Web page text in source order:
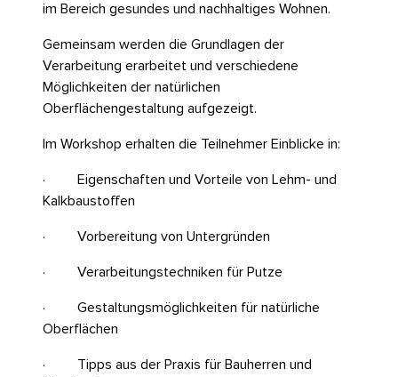
im Bereich gesundes und nachhaltiges Wohnen.
Gemeinsam werden die Grundlagen der
Verarbeitung erarbeitet und verschiedene
Möglichkeiten der natürlichen
Oberflächengestaltung aufgezeigt.
Im Workshop erhalten die Teilnehmer Einblicke in:
· Eigenschaften und Vorteile von Lehm- und
Kalkbaustoffen
· Vorbereitung von Untergründen
· Verarbeitungstechniken für Putze
· Gestaltungsmöglichkeiten für natürliche
Oberflächen
· Tipps aus der Praxis für Bauherren und